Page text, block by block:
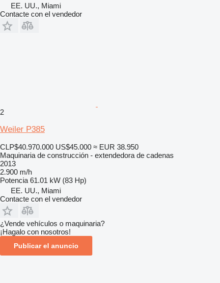
EE. UU., Miami
Contacte con el vendedor
2
Weiler P385
CLP$40.970.000 US$45.000 ≈ EUR 38.950
Maquinaria de construcción - extendedora de cadenas
2013
2.900 m/h
Potencia 61.01 kW (83 Hp)
EE. UU., Miami
Contacte con el vendedor
¿Vende vehículos o maquinaria?
¡Hagalo con nosotros!
Publicar el anuncio